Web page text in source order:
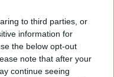
to third parties, or
information for
the below opt-out
note that after your
continue seeing
και από
οι απόφοιτοι
Μαθηματικό και
και την